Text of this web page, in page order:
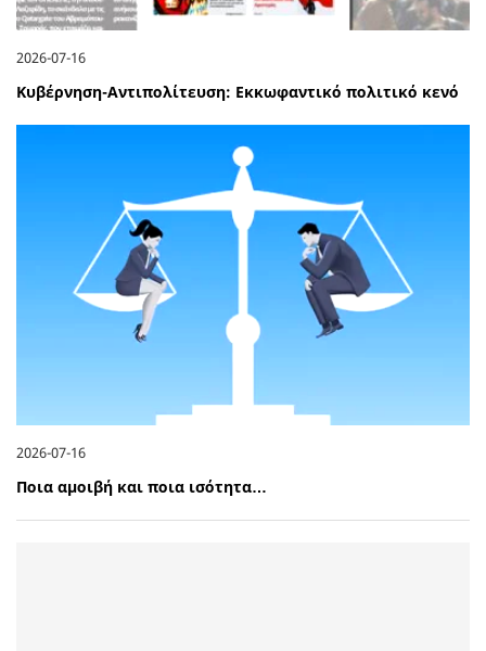
2026-07-16
Κυβέρνηση-Αντιπολίτευση: Εκκωφαντικό πολιτικό κενό
2026-07-16
Ποια αμοιβή και ποια ισότητα…